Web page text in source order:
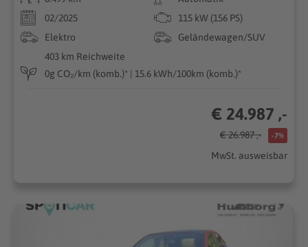
02/2025
115 kW (156 PS)
Elektro
Geländewagen/SUV
403 km Reichweite
0g CO₂/km (komb.)* | 15.6 kWh/100km (komb.)*
€ 24.987 ,-
€ 26.987 ,- -7%
MwSt. ausweisbar